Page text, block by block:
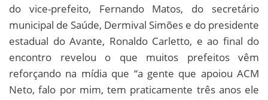
do vice-prefeito, Fernando Matos, do secretário
municipal de Saúde, Dermival Simões e do presidente
estadual do Avante, Ronaldo Carletto, e ao final do
encontro revelou o que muitos prefeitos vêm
reforçando na mídia que “a gente que apoiou ACM
Neto, falo por mim, tem praticamente três anos ele